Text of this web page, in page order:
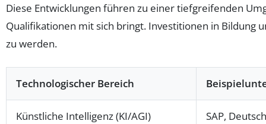
Diese Entwicklungen führen zu einer tiefgreifenden
Qualifikationen mit sich bringt. Investitionen in Bildung
zu werden.
Technologischer Bereich
Künstliche Intelligenz (KI/AGI) SAP,